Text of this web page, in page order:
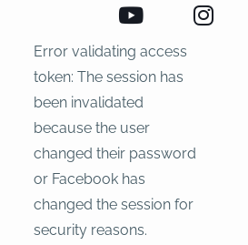
Error validating access
token: The session has
been invalidated
because the user
changed their password
or Facebook has
changed the session for
security reasons.